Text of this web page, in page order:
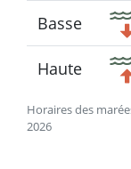
Horaires des
2026
Basse
Haute